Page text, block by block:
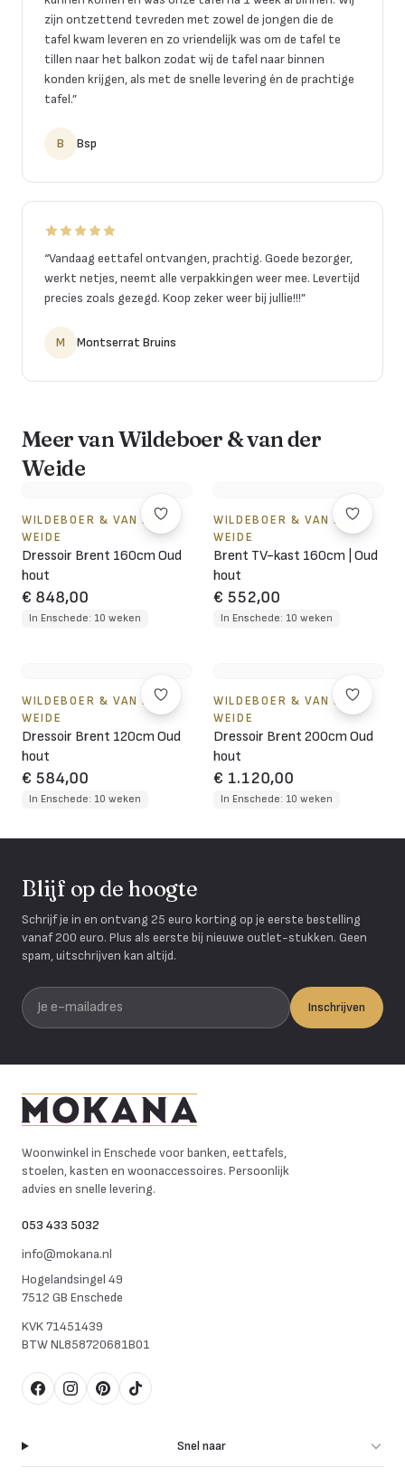
zijn ontzettend tevreden met zowel de jongen die de
tafel kwam leveren en zo vriendelijk was om de tafel te
tillen naar het balkon zodat wij de tafel naar binnen
konden krijgen, als met de snelle levering én de prachtige
tafel.”
B Bsp
“Vandaag eettafel ontvangen, prachtig. Goede bezorger,
werkt netjes, neemt alle verpakkingen weer mee. Levertijd
precies zoals gezegd. Koop zeker weer bij jullie!!!”
M Montserrat Bruins
Meer van Wildeboer & van der
Weide
WILDEBOER & VAN DER
WEIDE
Dressoir Brent 160cm Oud
hout
€ 848,00
In Enschede: 10 weken
WILDEBOER & VAN DER
WEIDE
Brent TV-kast 160cm | Oud
hout
€ 552,00
In Enschede: 10 weken
WILDEBOER & VAN DER
WEIDE
Dressoir Brent 120cm Oud
hout
€ 584,00
In Enschede: 10 weken
WILDEBOER & VAN DER
WEIDE
Dressoir Brent 200cm Oud
hout
€ 1.120,00
In Enschede: 10 weken
Blijf op de hoogte
Schrijf je in en ontvang 25 euro korting op je eerste bestelling
vanaf 200 euro. Plus als eerste bij nieuwe outlet-stukken. Geen
spam, uitschrijven kan altijd.
Je e-mailadres
Inschrijven
Woonwinkel in Enschede voor banken, eettafels,
stoelen, kasten en woonaccessoires. Persoonlijk
advies en snelle levering.
053 433 5032
info@mokana.nl
Hogelandsingel 49
7512 GB Enschede
KVK71451439
BTWNL858720681B01
FacebookInstagram
Pinterest
TikTok
Snel naar